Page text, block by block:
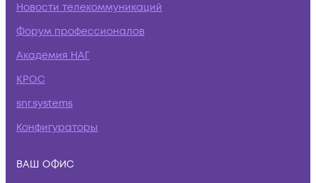
Новости телекоммуникаций
Форум профессионалов
Академия НАГ
КРОС
snr.systems
Конфигураторы
ВАШ ОФИС